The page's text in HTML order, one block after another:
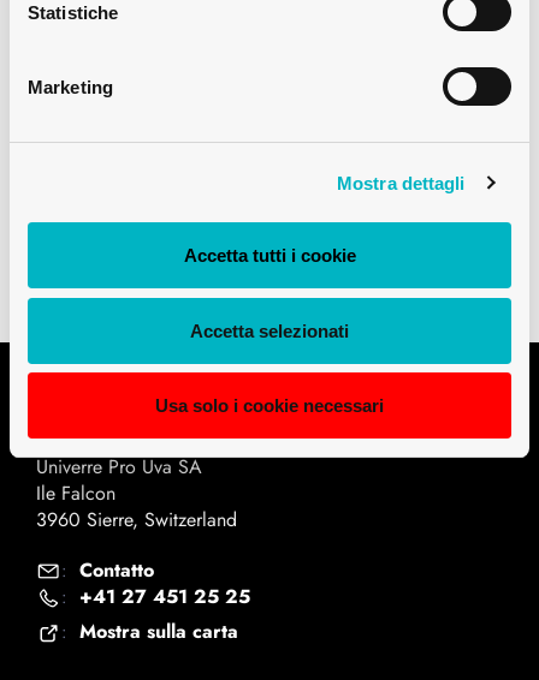
Statistiche
Marketing
Mostra dettagli
Accetta tutti i cookie
Accetta selezionati
Usa solo i cookie necessari
Vendita da un pallet
Dati tecnici PDF
Univerre Pro Uva SA
Ile Falcon
3960 Sierre, Switzerland
: Contatto
: +41 27 451 25 25
: Mostra sulla carta